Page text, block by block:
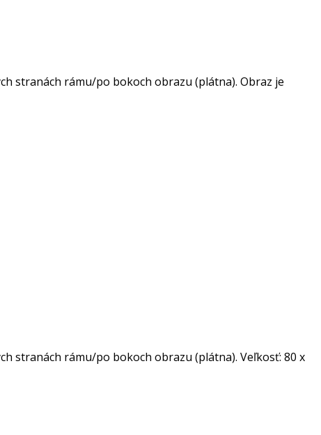
stranách rámu/po bokoch obrazu (plátna). Obraz je
stranách rámu/po bokoch obrazu (plátna). Veľkosť: 80 x